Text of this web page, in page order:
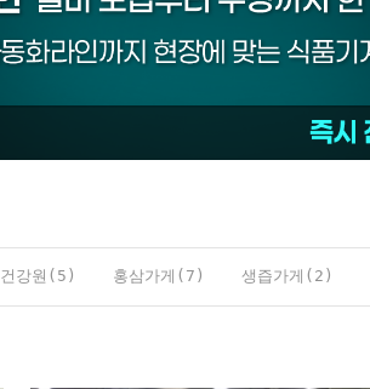
건강원(5) 홍삼가게(7) 생즙가게(2)